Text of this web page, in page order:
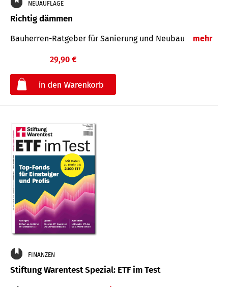
NEUAUFLAGE
Richtig dämmen
Bauherren-Ratgeber für Sanierung und Neubau mehr
29,90 €
FINANZEN
Stiftung Warentest Spezial: ETF im Test